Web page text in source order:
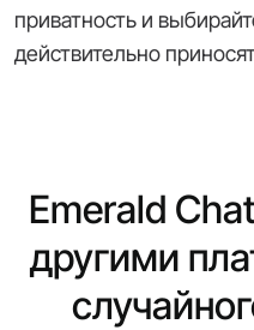
приватность и
действительно
Emerald
другими